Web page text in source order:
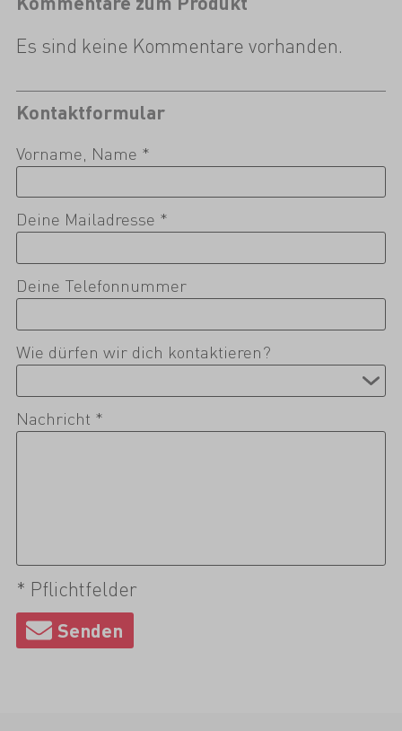
Es sind keine Kommentare vorhanden.
Kontaktformular
Vorname, Name *
Deine Mailadresse *
Deine Telefonnummer
Wie dürfen wir dich kontaktieren?
Nachricht *
* Pflichtfelder